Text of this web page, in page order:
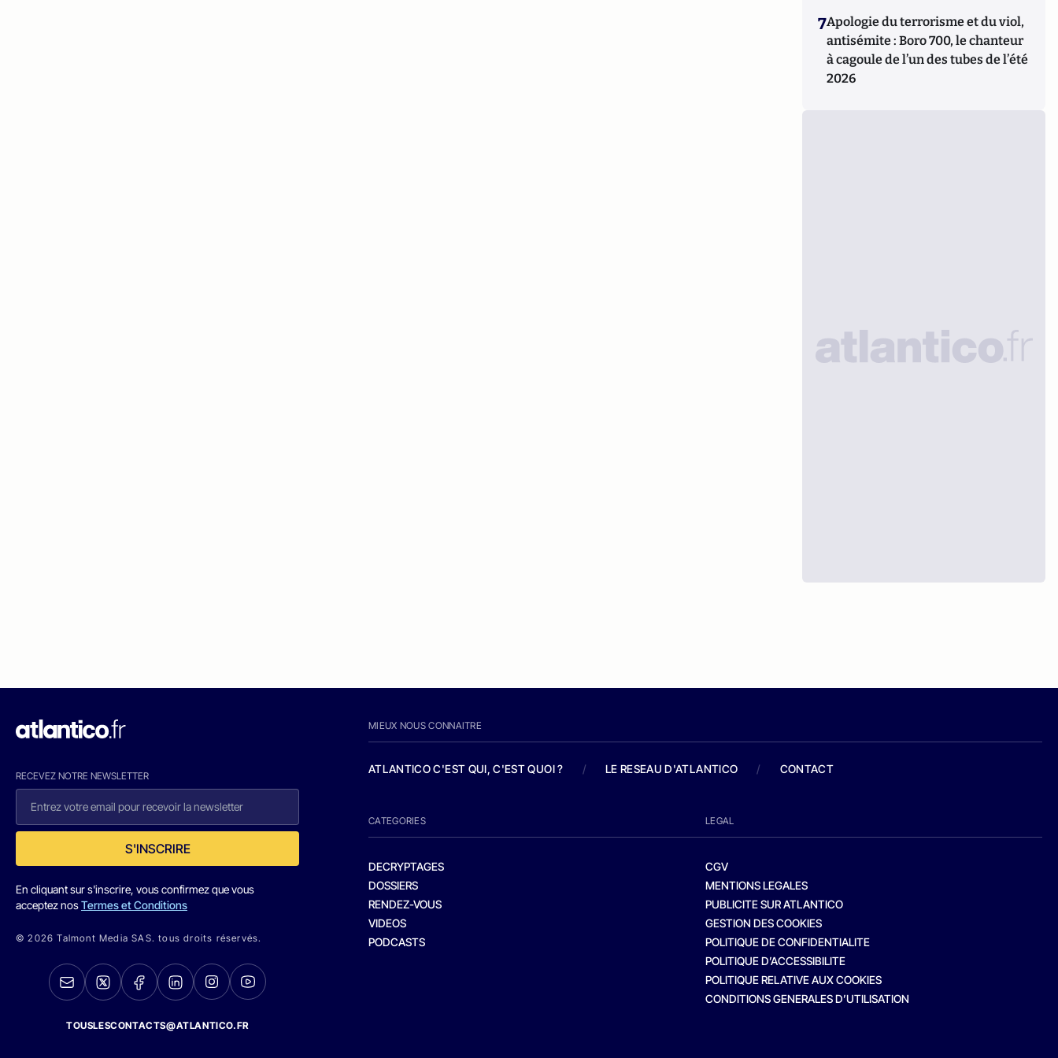
7Apologie du terrorisme et du viol,
antisémite : Boro 700, le chanteur
à cagoule de l’un des tubes de l’été
2026
RECEVEZ NOTRE NEWSLETTER
S'INSCRIRE
En cliquant sur s'inscrire, vous confirmez que vous
acceptez nosTermes et Conditions
© 2026 Talmont Media SAS. tous droits réservés.
TOUSLESCONTACTS@ATLANTICO.FR
MIEUX NOUS CONNAITRE
ATLANTICO C'EST QUI, C'EST QUOI ? / LE RESEAU D'ATLANTICO / CONTACT
CATEGORIES
DECRYPTAGES
DOSSIERS
RENDEZ-VOUS
VIDEOS
PODCASTS
LEGAL
CGV
MENTIONS LEGALES
PUBLICITE SUR ATLANTICO
GESTION DES COOKIES
POLITIQUE DE CONFIDENTIALITE
POLITIQUE D’ACCESSIBILITE
POLITIQUE RELATIVE AUX COOKIES
CONDITIONS GENERALES D’UTILISATION